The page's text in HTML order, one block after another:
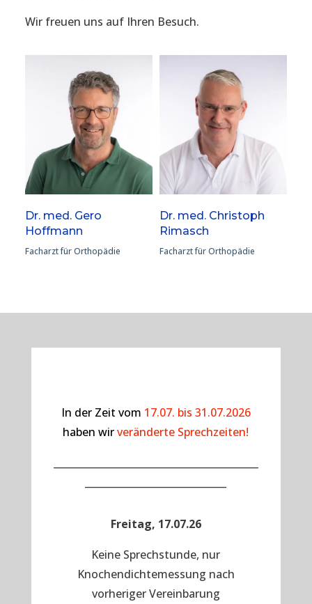
Wir freuen uns auf Ihren Besuch.
Dr. med. Gero
Hoffmann
Facharzt für Orthopädie
Dr. med. Christoph
Rimasch
Facharzt für Orthopädie
In der Zeit vom 17.07. bis 31.07.2026
haben wirveränderte Sprechzeiten!
Freitag, 17.07.26
Keine Sprechstunde, nur
Knochendichtemessung nach
vorheriger Vereinbarung